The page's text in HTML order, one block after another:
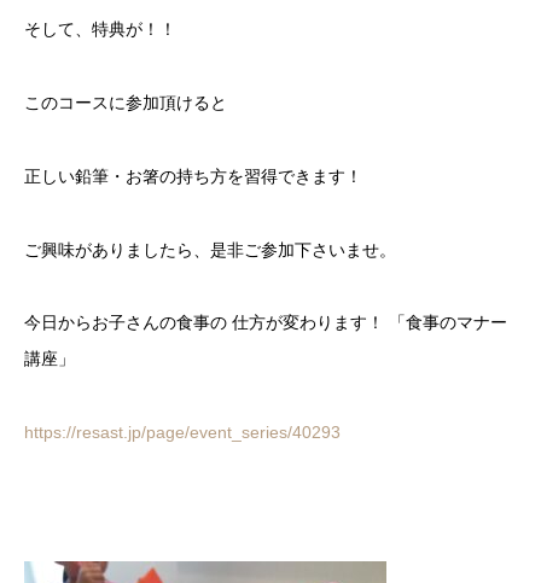
そして、特典が！！
このコースに参加頂けると
正しい鉛筆・お箸の持ち方を習得できます！
ご興味がありましたら、是非ご参加下さいませ。
今日からお子さんの食事の 仕方が変わります！ 「食事のマナー
講座」
https://resast.jp/page/event_series/40293